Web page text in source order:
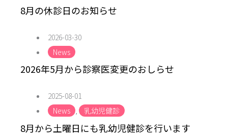
8月の休診日のお知らせ
2026-03-30
News
2026年5月から診察医変更のおしらせ
2025-08-01
News , 乳幼児健診
8月から土曜日にも乳幼児健診を行います